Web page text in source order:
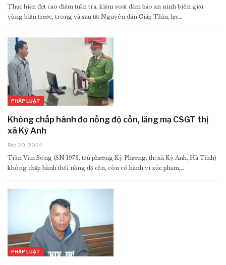
Thực hiện đợt cao điểm tuần tra, kiểm soát đảm bảo an ninh biên giới
vùng biển trước, trong và sau tết Nguyên đán Giáp Thìn, lực…
PHÁP LUẬT
Không chấp hành đo nồng độ cồn, lăng mạ CSGT thị
xã Kỳ Anh
Feb 20, 2024
Trần Văn Song (SN 1973, trú phường Kỳ Phương, thị xã Kỳ Anh, Hà Tĩnh)
không chấp hành thổi nồng độ cồn, còn có hành vi xúc phạm,…
PHÁP LUẬT